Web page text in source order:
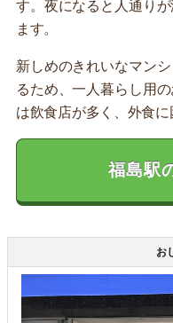
す。夜になると人通り
ます。
新しめのきれいなマン
るため、一人暮らし用
は飲食店が多く、外食に
福島駅
お